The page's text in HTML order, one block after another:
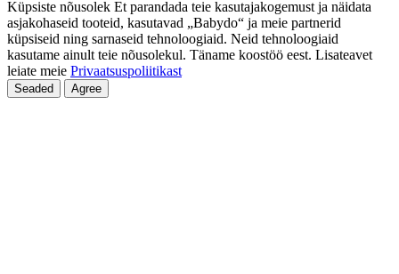
Küpsiste nõusolek Et parandada teie kasutajakogemust ja näidata
asjakohaseid tooteid, kasutavad „Babydo“ ja meie partnerid
küpsiseid ning sarnaseid tehnoloogiaid. Neid tehnoloogiaid
kasutame ainult teie nõusolekul. Täname koostöö eest. Lisateavet
leiate meie Privaatsuspoliitikast
Seaded Agree